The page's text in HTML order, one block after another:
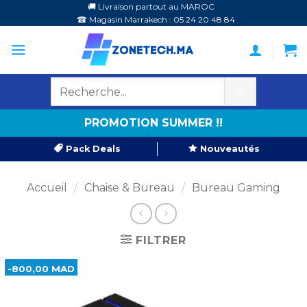
au
contenu
🚚 Livraison partout au MAROC
☎ Magasin Marrakech : 05 24 20 48 84
PROMOTION SUMMER !!
Pack Deals Nouveautés
Accueil / Chaise & Bureau / Bureau Gaming
FILTRER
-800,00 MAD